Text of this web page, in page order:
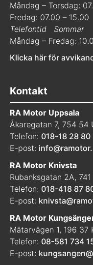
Måndag – Torsdag:
Fredag: 07.00 – 15.00
Telefontid
Sommar
Måndag – Fredag:
Klicka här för
Kontakt
RA Motor Uppsala
Åkaregatan 7, 754 54
Telefon: 018-18 28 80
E-post:
RA Motor Knivsta
Rubanksgatan 2A, 741
Telefon: 018-418 87
E-post:
RA Motor
Mätarvägen 1, 196 37
Telefon: 08-581 734
E-post: